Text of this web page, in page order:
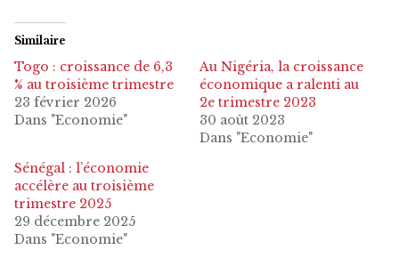
Similaire
Togo : croissance de 6,3
% au troisième trimestre
23 février 2026
Dans "Economie"
Au Nigéria, la croissance
économique a ralenti au
2e trimestre 2023
30 août 2023
Dans "Economie"
Sénégal : l’économie
accélère au troisième
trimestre 2025
29 décembre 2025
Dans "Economie"